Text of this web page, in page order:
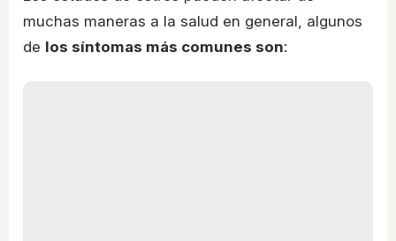
muchas maneras a la salud en general, algunos
de los síntomas más comunes son: